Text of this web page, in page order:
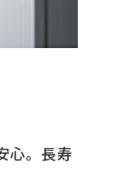
心。長寿